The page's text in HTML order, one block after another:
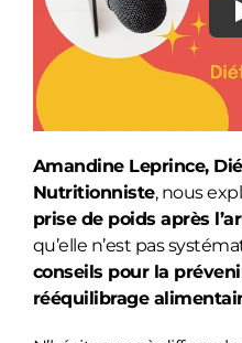
Amandine Leprince,
Nutritionniste, nous
prise de poids après
qu’elle n’est pas
conseils pour la
rééquilibrage